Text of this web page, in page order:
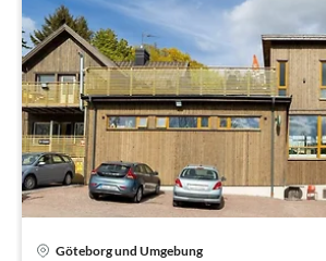
Göteborg und Umgebung